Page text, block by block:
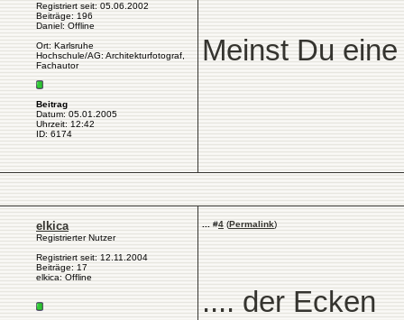
Registriert seit: 05.06.2002
Beiträge: 196
Daniel: Offline
Ort: Karlsruhe
Hochschule/AG: Architekturfotograf,
Fachautor
Beitrag
Datum: 05.01.2005
Uhrzeit: 12:42
ID: 6174
Meinst Du
elkica
Registrierter Nutzer
Registriert seit: 12.11.2004
Beiträge: 17
elkica: Offline
#4 (Permalink)
.... der Ecken